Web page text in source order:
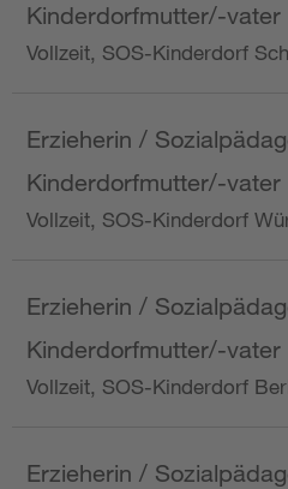
Kinderdorfmutter/-vater
Vollzeit, SOS-Kinderdorf
Erzieherin /
Kinderdorfmutter/-vater
Vollzeit, SOS-Kinderdorf
Erzieherin /
Kinderdorfmutter/-vater
Vollzeit, SOS-Kinderdorf
Erzieherin /